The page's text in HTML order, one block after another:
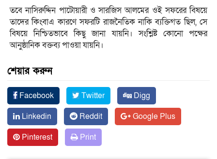
তবে নাসিরুদ্দিন পাটোয়ারী ও সারজিস আলমের ওই সফরের বিষয়ে
তাদের কিংবাএ কারণে সফরটি রাজনৈতিক নাকি ব্যক্তিগত ছিল, সে
বিষয়ে নিশ্চিতভাবে কিছু জানা যায়নি। সংশ্লিষ্ট কোনো পক্ষের
আনুষ্ঠানিক বক্তব্য পাওয়া যায়নি।
শেয়ার করুন
Facebook Twitter
Digg
Linkedin
Reddit
Google Plus
Pinterest
Print